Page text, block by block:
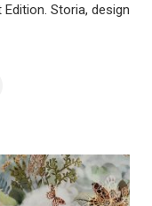
Edition. Storia, design